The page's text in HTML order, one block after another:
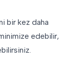
bir kez daha
edebilir,